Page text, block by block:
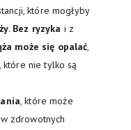
które mogłyby
. Bez ryzyka i z
może się opalać,
które nie tylko są
, które może
zdrowotnych